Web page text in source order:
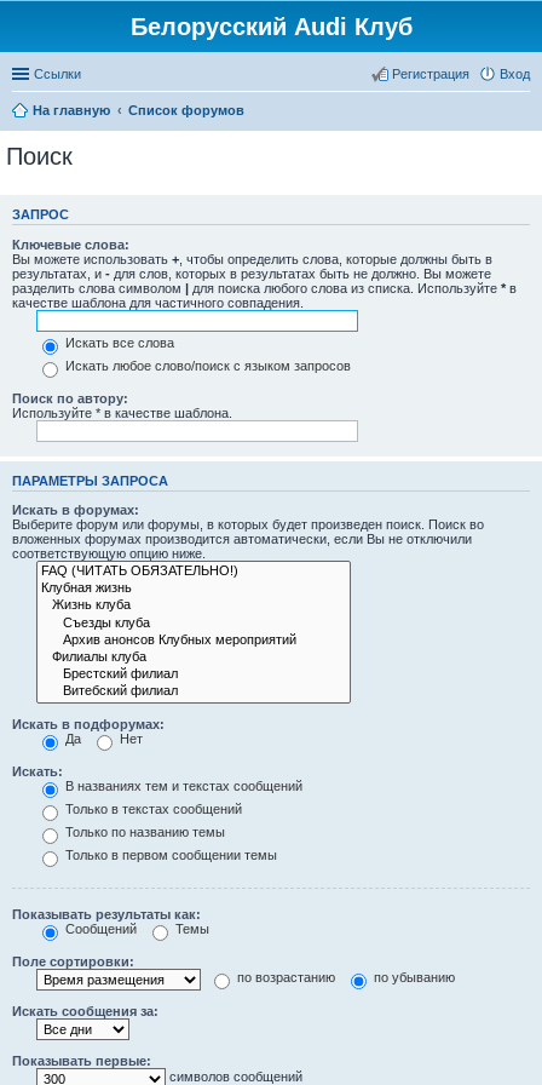
Белорусский Audi Клуб
Ссылки Вход
Регистрация
На главную Список форумов
Поиск
ЗАПРОС
Ключевые слова:
Вы можете использовать + , чтобы определить слова, которые должны быть в
результатах, и - для слов, которых в результатах быть не должно. Вы можете
разделить слова символом | для поиска любого слова из списка. Используйте * в
качестве шаблона для частичного совпадения.
Искать все слова
Искать любое слово/поиск с языком запросов
Поиск по автору:
Используйте * в качестве шаблона.
ПАРАМЕТРЫ ЗАПРОСА
Искать в форумах:
Выберите форум или форумы, в которых будет произведен поиск. Поиск во
вложенных форумах производится автоматически, если Вы не отключили
соответствующую опцию ниже.
Искать в подфорумах:
Да
Нет
Искать:
В названиях тем и текстах сообщений
Только в текстах сообщений
Только по названию темы
Только в первом сообщении темы
Показывать результаты как:
Сообщений
Темы
Поле сортировки:
по возрастанию
по убыванию
Искать сообщения за:
Показывать первые:
символов сообщений